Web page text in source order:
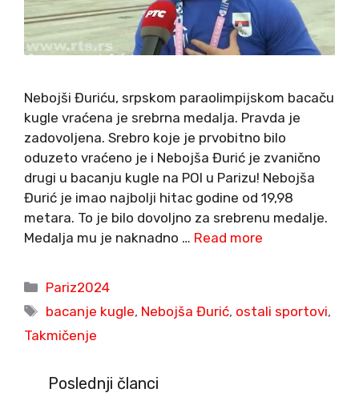
Nebojši Đuriću, srpskom paraolimpijskom bacaču
kugle vraćena je srebrna medalja. Pravda je
zadovoljena. Srebro koje je prvobitno bilo
oduzeto vraćeno je i Nebojša Đurić je zvanično
drugi u bacanju kugle na POI u Parizu! Nebojša
Đurić je imao najbolji hitac godine od 19,98
metara. To je bilo dovoljno za srebrenu medalje.
Medalja mu je naknadno … Read more
Categories
Pariz2024
Tags
bacanje kugle, Nebojša Đurić, ostali sportovi,
Takmičenje
Poslednji članci